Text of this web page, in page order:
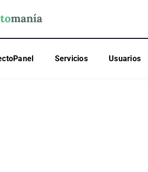
Servicios Usuarios